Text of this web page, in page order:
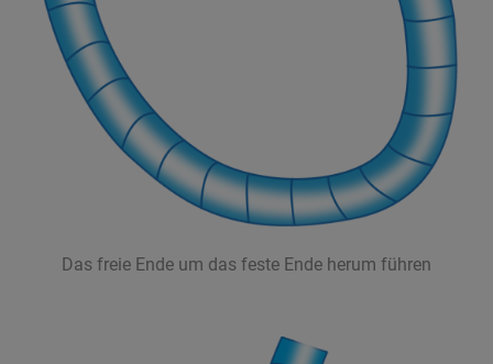
Das freie Ende um das feste Ende herum führen